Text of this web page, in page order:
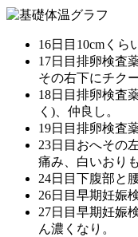
16日目10cmくら
17日目排卵検査
その右下にチク
18日目排卵検査
く)、仲良し。
19日目排卵検査
23日目おへその
痛み、白いおり
24日目下腹部と
26日目早期妊娠
27日目早期妊娠
ん濃くなり。